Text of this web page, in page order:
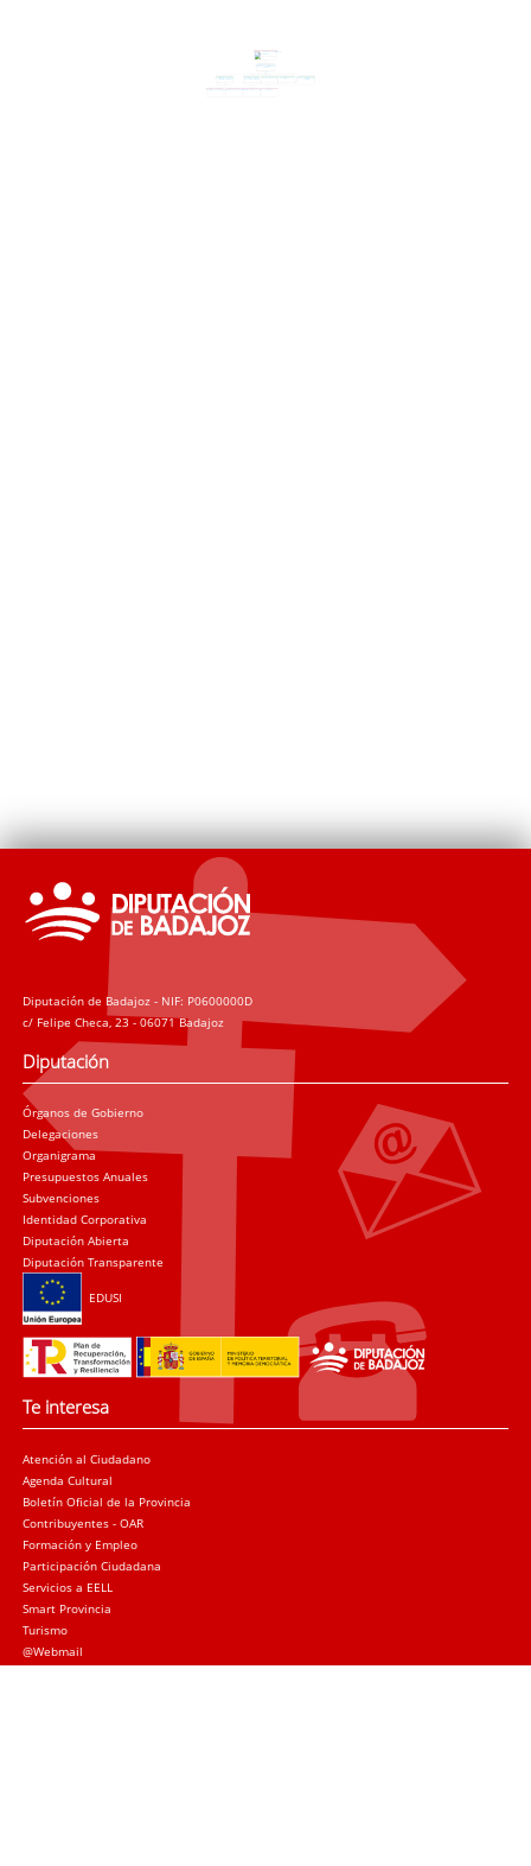
Formación Profesional
Capacitación para el Empleo Proyecto UPD Guadiana XI.2 Gestión CID
Desarrollo
Innovación Formativa
Formación Local e Innovación
Diputación de Badajoz - NIF: P0600000D
c/ Felipe Checa, 23 - 06071 Badajoz
Diputación
Órganos de Gobierno
Delegaciones
Organigrama
Presupuestos Anuales
Subvenciones
Identidad Corporativa
Diputación Abierta
Diputación Transparente
EDUSI
Te interesa
Atención al Ciudadano
Agenda Cultural
Boletín Oficial de la Provincia
Contribuyentes - OAR
Formación y Empleo
Participación Ciudadana
Servicios a EELL
Smart Provincia
Turismo
@Webmail